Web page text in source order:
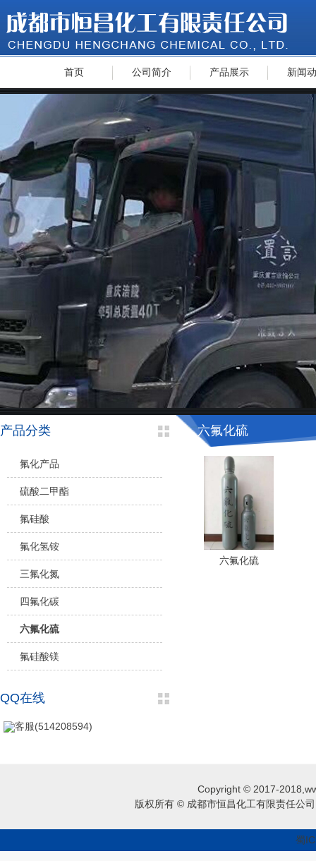
首页 公司简介 产品展示 新闻
六氟化硫
六氟化硫
产品分类
氟化产品
硫酸二甲酯
氟硅酸
氟化氢铵
三氟化氮
四氟化碳
六氟化硫
氟硅酸镁
QQ在线
客服(514208594)
Copyright © 2017-
版权所有 © 成都市恒昌化工有限责任公
蜀